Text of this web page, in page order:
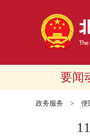
要闻
政务服务 > 便